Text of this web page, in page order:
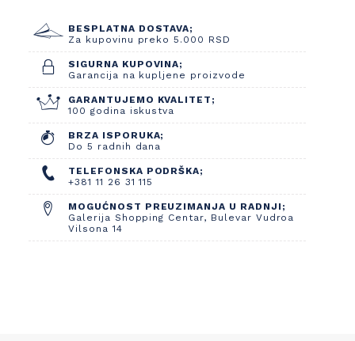
BESPLATNA DOSTAVA;
Za kupovinu preko 5.000 RSD
SIGURNA KUPOVINA;
Garancija na kupljene proizvode
GARANTUJEMO KVALITET;
100 godina iskustva
BRZA ISPORUKA;
Do 5 radnih dana
TELEFONSKA PODRŠKA;
+381 11 26 31 115
MOGUĆNOST PREUZIMANJA U RADNJI;
Galerija Shopping Centar, Bulevar Vudroa
Vilsona 14